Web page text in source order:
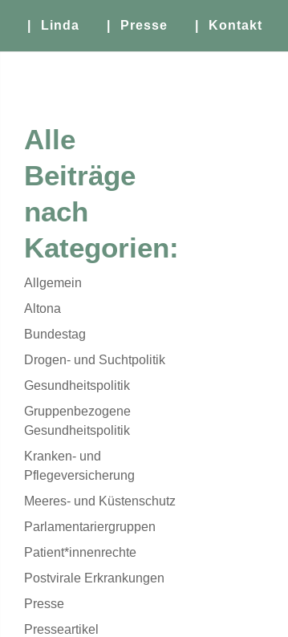
| Linda | Presse | Kontakt
Alle
Beiträge
nach
Kategorien:
Allgemein
Altona
Bundestag
Drogen- und Suchtpolitik
Gesundheitspolitik
Gruppenbezogene
Gesundheitspolitik
Kranken- und
Pflegeversicherung
Meeres- und Küstenschutz
Parlamentariergruppen
Patient*innenrechte
Postvirale Erkrankungen
Presse
Presseartikel